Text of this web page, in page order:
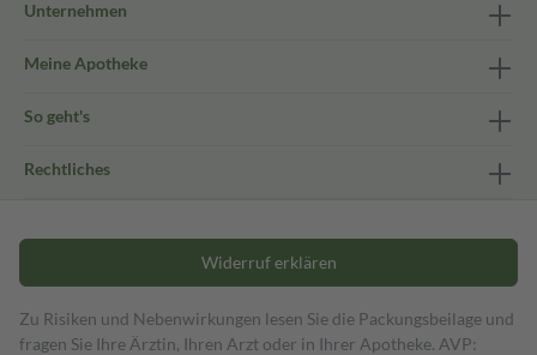
Unternehmen
Meine Apotheke
So geht's
Rechtliches
Widerruf erklären
Zu Risiken und Nebenwirkungen lesen Sie die Packungsbeilage und
fragen Sie Ihre Ärztin, Ihren Arzt oder in Ihrer Apotheke. AVP: